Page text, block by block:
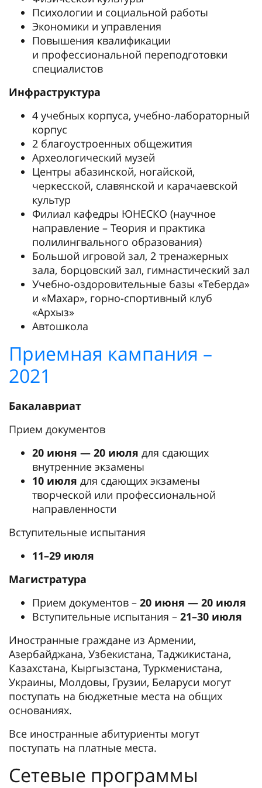
Психологии и социальной работы
Экономики и управления
Повышения квалификации
и профессиональной переподготовки
специалистов
Инфраструктура
4 учебных корпуса, учебно-лабораторный
корпус
2 благоустроенных общежития
Археологический музей
Центры абазинской, ногайской,
черкесской, славянской и карачаевской
культур
Филиал кафедры ЮНЕСКО (научное
направление – Теория и практика
полилингвального образования)
Большой игровой зал, 2 тренажерных
зала, борцовский зал, гимнастический зал
Учебно-оздоровительные базы «Теберда»
и «Махар», горно-спортивный клуб
«Архыз»
Автошкола
Приемная кампания –
2021
Бакалавриат
Прием документов
20 июня — 20 июля для сдающих
внутренние экзамены
10 июля для сдающих экзамены
творческой или профессиональной
направленности
Вступительные испытания
11–29 июля
Магистратура
Прием документов – 20 июня — 20 июля
Вступительные испытания – 21–30 июля
Иностранные граждане из Армении,
Азербайджана, Узбекистана, Таджикистана,
Казахстана, Кыргызстана, Туркменистана,
Украины, Молдовы, Грузии, Беларуси могут
поступать на бюджетные места на общих
основаниях.
Все иностранные абитуриенты могут
поступать на платные места.
Сетевые программы